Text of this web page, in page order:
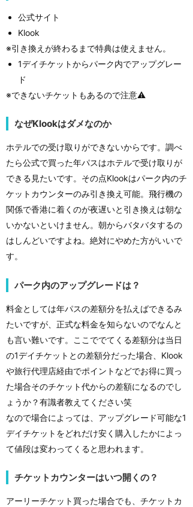
公式サイト
Klook
※引き換えが終わるまで特典は使えません。
1デイチケットからパーク内でアップグレー
ド
※できないチケットもあるので注意⚠️
なぜKlookはダメなのか
ホテルでの受け取りができないからです。調べ
たら公式で買った年パスはホテルで受け取りが
できる見たいです。その点Klookはパーク内のチ
ケットカウンターのみ引き換え可能。飛行機の
関係で香港に着くのが夜遅いと引き換えは朝な
いかないといけません。朝からバタバタするの
はしんどいですよね。絶対にやめた方がいいで
す。
パーク内のアップグレードは？
料金としては年パスの差額分を払えばできるみ
たいですが、正式な料金を知らないのでなんと
も言い難いです。ここででてくる差額分は当日
の1デイチケットとの差額分だった場合、Klook
や旅行代理店経由でポイントなどでお得に買っ
た場合そのチケット代からの差額になるのでし
ょうか？有識者教えてください笑
なので場合によっては、アップグレード可能な1
デイチケットをどれだけ安く購入したかによっ
て値段は変わってくると思われます。
チケットカウンターはいつ開くの？
アーリーチケット買った場合でも、チケットカ